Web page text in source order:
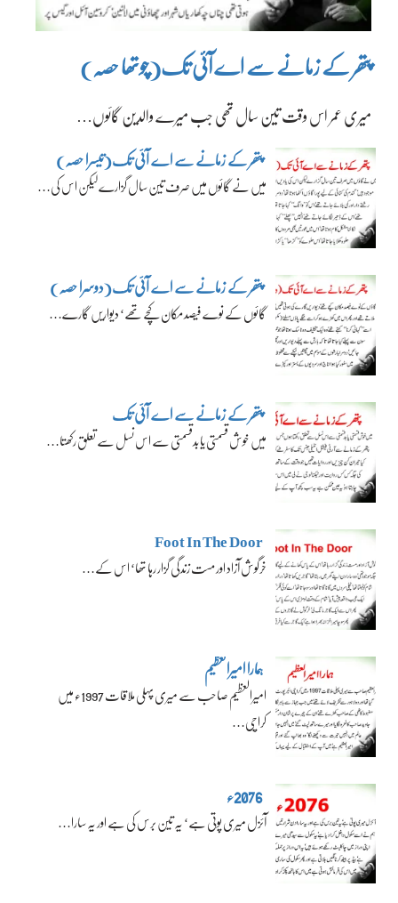
پتھر کے زمانے سے اے آئی تک(چوتھا حصہ)
میری عمر اس وقت تین سال تھی جب میرے والدین گائوں…
پتھر کے زمانے سے اے آئی تک(تیسرا حصہ)
میں نے گائوں میں صرف تین سال گزارے لیکن اس کی…
پتھر کے زمانے سے اے آئی تک(دوسرا حصہ)
گائوں کے نوے فیصد مکان کچے تھے‘ دیواریں گارے…
پتھر کے زمانے سے اے آئی تک
میں خوش قسمتی یا بدقسمتی سے اس نسل سے تعلق رکھتا…
Foot In The Door
خرگوش آزاد اور مست زندگی گزار رہا تھا‘ اس کے…
ہمارا امیرالعظیم
امیرالعظیم صاحب سے میری پہلی ملاقات 1997ء میں
کراچی…
2076ء
آئزل میری پوتی ہے‘ یہ تین برس کی ہے اور یہ سارا…